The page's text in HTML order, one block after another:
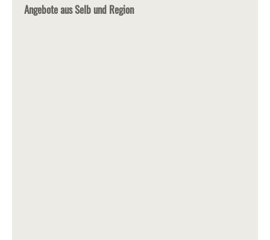
Angebote aus Selb und Region